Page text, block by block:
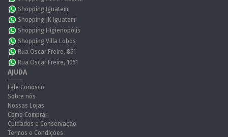
Shopping Iguatemi
Shopping JK Iguatemi
Shopping Higienopólis
Shopping Villa Lobos
Rua Oscar Freire, 861
Rua Oscar Freire, 1051
AJUDA
Fale Conosco
Sobre nós
Nossas Lojas
Como Comprar
Cuidados e Conservação
Termos e Condições